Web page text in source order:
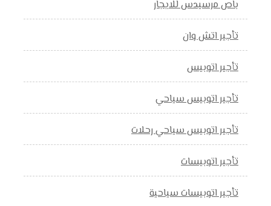
باص مرسيدس للايجار
تأجير اتش وان
تأجير اتوبيس
تأجير اتوبيس سياحي
تأجير اتوبيس سياحي رحلات
تأجير اتوبيسات
تأجير اتوبيسات سياحية